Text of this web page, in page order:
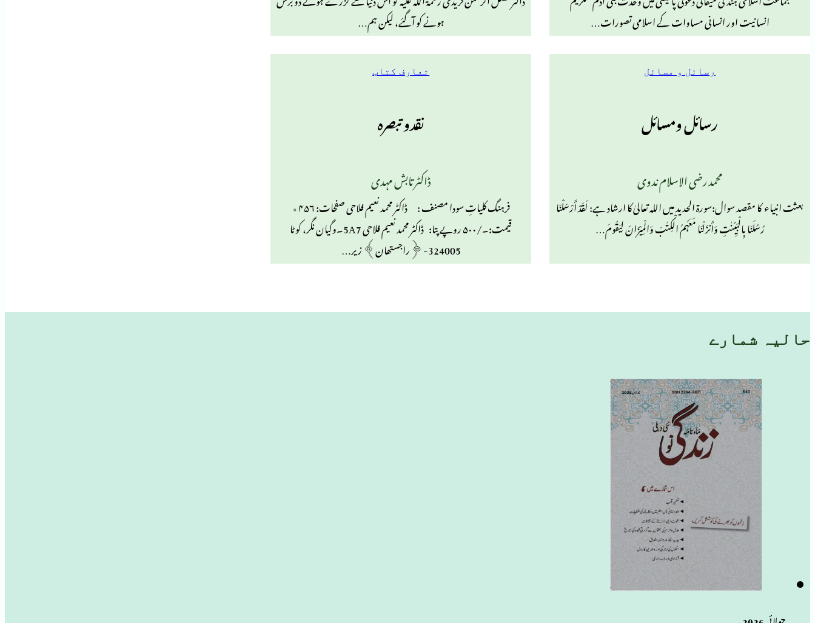
انسانیت اور انسانی مساوات کے اسلامی تصورات…
ہونے کو آگئے، لیکن ہم…
رسائل و مسائل
رسائل ومسائل
محمد رضی الاسلام ندوی
بعثت انبیاء کا مقصد سوال:سورۃ الحدید میں اللہ تعالیٰ کا ارشاد ہے: لَقَدْ أَرْسَلْنَا
رُسُلَنَا بِالْبَیِّنٰتِ وَأَنزَلْنَا مَعَہُمُ الْکِتٰبَ وَالْمِیْزَانَ لِیَقُومَ…
تعارف کتاب
نقدو تبصرہ
ڈاکٹر تابش مہدی
فرہنگ کلیاتِ سودا مصنف : ڈاکٹر محمد نعیم فلاحی صفحات: ۴۵۶ ٭
قیمت:۔/۵۰۰ روپے پتا: ڈاکٹر محمد نعیم فلاحی 5A7۔وگیان نگر، کوٹا
324005- ﴿راجستھان﴾ زیر…
حالیہ شمارے